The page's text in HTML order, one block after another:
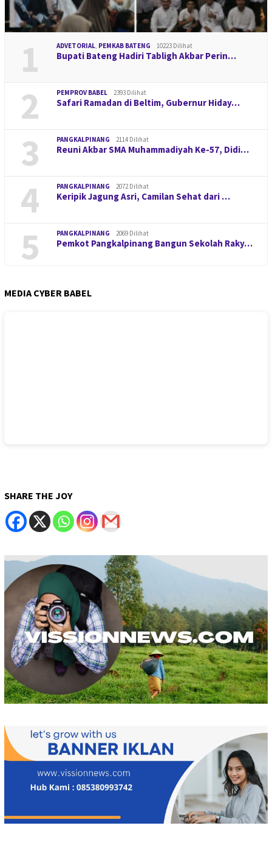
1 ADVETORIAL, PEMKAB BATENG 10223 Dilihat
Bupati Bateng Hadiri Tabligh Akbar Perin…
2 PEMPROV BABEL 2393 Dilihat
Safari Ramadan di Beltim, Gubernur Hiday…
3 PANGKALPINANG 2114 Dilihat
Reuni Akbar SMA Muhammadiyah Ke-57, Didi…
4 PANGKALPINANG 2072 Dilihat
Keripik Jagung Asri, Camilan Sehat dari …
5 PANGKALPINANG 2069 Dilihat
Pemkot Pangkalpinang Bangun Sekolah Raky…
MEDIA CYBER BABEL
SHARE THE JOY